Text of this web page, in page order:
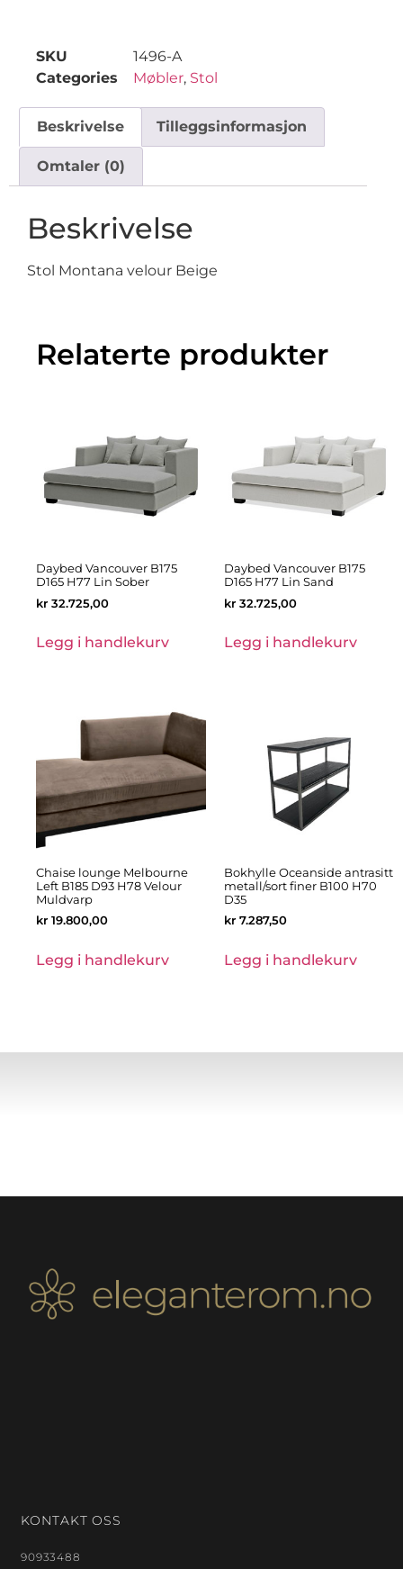
SKU
1496-A
Categories
Møbler, Stol
Beskrivelse Tilleggsinformasjon
Omtaler (0)
Beskrivelse
Stol Montana velour Beige
Relaterte produkter
Daybed Vancouver B175
D165 H77 Lin Sober
kr 32.725,00
Legg i handlekurv
Daybed Vancouver B175
D165 H77 Lin Sand
kr 32.725,00
Legg i handlekurv
Chaise lounge Melbourne
Left B185 D93 H78 Velour
Muldvarp
kr 19.800,00
Legg i handlekurv
Bokhylle Oceanside antrasitt
metall/sort finer B100 H70
D35
kr 7.287,50
Legg i handlekurv
KONTAKT OSS
90933488